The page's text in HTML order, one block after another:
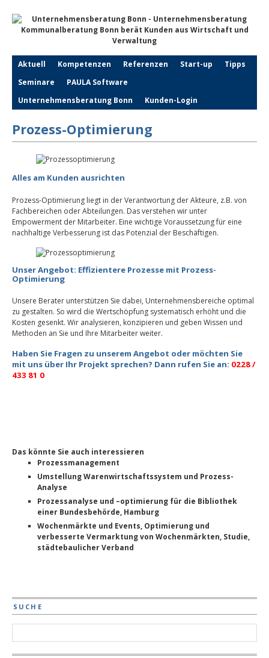
Aktuell Kompetenzen Referenzen Start-up
Tipps
Seminare
PAULA Software
Unternehmensberatung Bonn
Kunden-Login
Prozess-Optimierung
Alles am Kunden ausrichten
Prozess-Optimierung liegt in der Verantwortung der Akteure, z.B. von
Fachbereichen oder Abteilungen. Das verstehen wir unter
Empowerment der Mitarbeiter. Eine wichtige Voraussetzung für eine
nachhaltige Verbesserung ist das Potenzial der Beschäftigen.
Unser Angebot: Effizientere Prozesse mit Prozess-
Optimierung
Unsere Berater unterstützen Sie dabei, Unternehmensbereiche optimal
zu gestalten. So wird die Wertschöpfung systematisch erhöht und die
Kosten gesenkt. Wir analysieren, konzipieren und geben Wissen und
Methoden an Sie und Ihre Mitarbeiter weiter.
Haben Sie Fragen zu unserem Angebot oder möchten Sie
mit uns über Ihr Projekt sprechen? Dann rufen Sie an: 0228 /
433 81 0
Das könnte Sie auch interessieren
Prozessmanagement
Umstellung Warenwirtschaftssystem und Prozess-
Analyse
Prozessanalyse und –optimierung für die Bibliothek
einer Bundesbehörde, Hamburg
Wochenmärkte und Events, Optimierung und
verbesserte Vermarktung von Wochenmärkten, Studie,
städtebaulicher Verband
SUCHE